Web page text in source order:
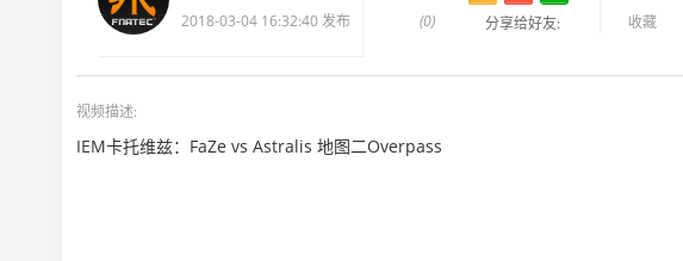
2018-03-04 16:32:40 发布 (0) 分享给好友: 收藏
视频描述:
IEM卡托维兹：FaZe vs Astralis 地图二Overpass